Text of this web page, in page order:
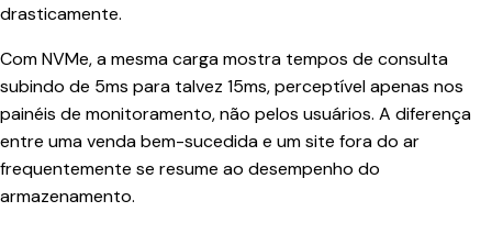
drasticamente.
Com NVMe, a mesma carga mostra tempos de consulta
subindo de 5ms para talvez 15ms, perceptível apenas nos
painéis de monitoramento, não pelos usuários. A diferença
entre uma venda bem-sucedida e um site fora do ar
frequentemente se resume ao desempenho do
armazenamento.